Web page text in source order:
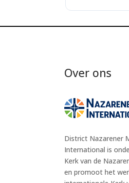
Over ons
District Nazarener
International is
Kerk van de
en promoot het